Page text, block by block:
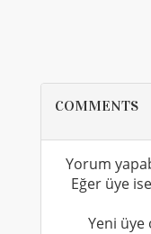
COMMENTS
Yorum
Eğer üye
Yeni